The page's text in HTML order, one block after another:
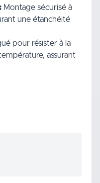
Montage sécurisé à
une étanchéité
pour résister à la
assurant